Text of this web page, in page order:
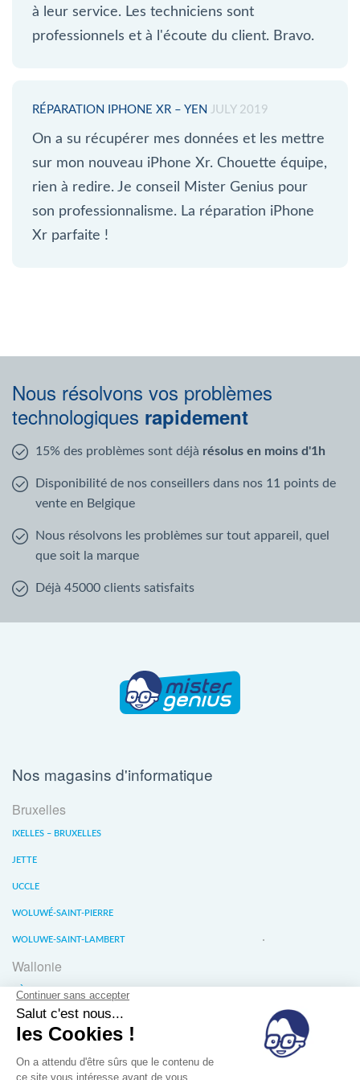
à leur service. Les techniciens sont
professionnels et à l'écoute du client. Bravo.
RÉPARATION IPHONE XR – YEN JULY 2019
On a su récupérer mes données et les mettre
sur mon nouveau iPhone Xr. Chouette équipe,
rien à redire. Je conseil Mister Genius pour
son professionnalisme. La réparation iPhone
Xr parfaite !
Nous résolvons vos problèmes
technologiques rapidement
15% des problèmes sont déjà résolus en moins d'1h
Disponibilité de nos conseillers dans nos 11 points de
vente en Belgique
Nous résolvons les problèmes sur tout appareil, quel
que soit la marque
Déjà 45000 clients satisfaits
Nos magasins d'informatique
Bruxelles
IXELLES – BRUXELLES
JETTE
UCCLE
WOLUWÉ-SAINT-PIERRE
WOLUWE-SAINT-LAMBERT
Wallonie
LIÈGE
WATERLOO
WAVRE